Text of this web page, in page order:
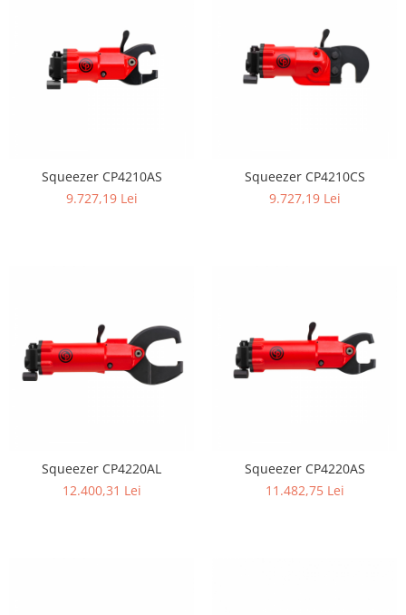
Squeezer CP4210AS
9.727,19 Lei
Squeezer CP4210CS
9.727,19 Lei
Squeezer CP4220AL
12.400,31 Lei
Squeezer CP4220AS
11.482,75 Lei